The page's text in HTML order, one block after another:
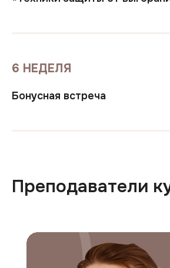
6 НЕДЕЛЯ
Бонусная встреча
Преподаватели